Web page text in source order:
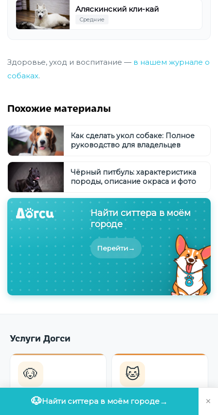
Аляскинский кли-кай
Средние
Здоровье, уход и воспитание — в нашем журнале о
собаках.
Похожие материалы
Как сделать укол собаке: Полное
руководство для владельцев
Чёрный питбуль: характеристика
породы, описание окраса и фото
Найти ситтера в моём
городе
Перейти→
Услуги Догси
🐶
Передержка
🐱
Передержка
🐶Найти ситтера в моём городе→ ×